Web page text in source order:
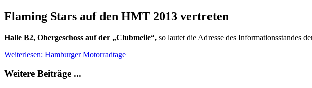
Flaming Stars auf den HMT 2013 vertreten
Halle B2, Obergeschoss auf der „Clubmeile“, so lautet die Adresse des Informationsstandes
Weiterlesen: Hamburger Motorradtage
Weitere Beiträge ...